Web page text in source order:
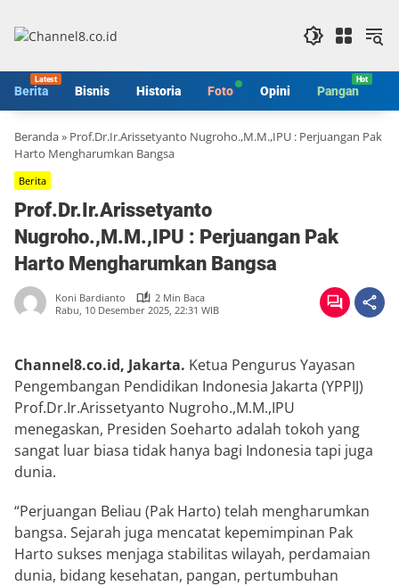
konten
Berita Bisnis Historia Foto Opini Pangan
Beranda» Prof.Dr.Ir.Arissetyanto Nugroho.,M.M.,IPU : Perjuangan Pak
Harto Mengharumkan Bangsa
Berita
Prof.Dr.Ir.Arissetyanto
Nugroho.,M.M.,IPU : Perjuangan Pak
Harto Mengharumkan Bangsa
Koni Bardianto
2 Min Baca
Rabu, 10 Desember 2025, 22:31 WIB
Channel8.co.id, Jakarta. Ketua Pengurus Yayasan
Pengembangan Pendidikan Indonesia Jakarta (YPPIJ)
Prof.Dr.Ir.Arissetyanto Nugroho.,M.M.,IPU
menegaskan, Presiden Soeharto adalah tokoh yang
sangat luar biasa tidak hanya bagi Indonesia tapi juga
dunia.
“Perjuangan Beliau (Pak Harto) telah mengharumkan
bangsa. Sejarah juga mencatat kepemimpinan Pak
Harto sukses menjaga stabilitas wilayah, perdamaian
dunia, bidang kesehatan, pangan, pertumbuhan